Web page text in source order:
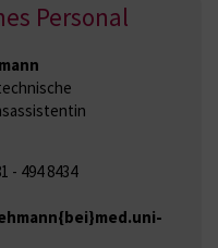
Personal
- 494 8434